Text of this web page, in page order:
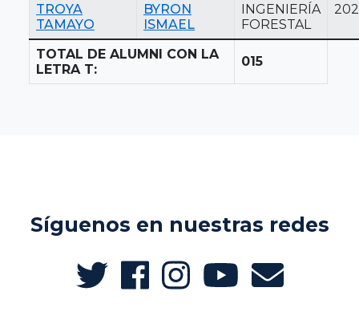
TROYA
TAMAYO
BYRON
ISMAEL
INGENIERÍA
FORESTAL
TOTAL DE ALUMNI CON LA
LETRA T:
015
Síguenos en nuestras redes